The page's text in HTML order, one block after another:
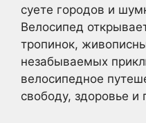
суете городов и
Велосипед
тропинок,
незабываемых
велосипедное
свободу, здоровье и